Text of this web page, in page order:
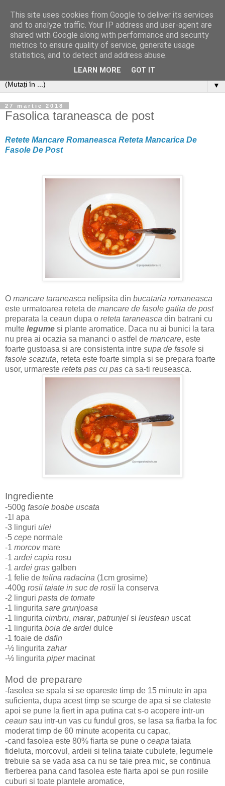
▼
27 martie 2018
Fasolica taraneasca de post
Retete Mancare Romaneasca Reteta Mancarica De
Fasole De Post
O mancare taraneasca nelipsita din bucataria romaneasca
este urmatoarea reteta de mancare de fasole gatita de post
preparata la ceaun dupa o reteta taraneasca din batrani cu
multe legume si plante aromatice. Daca nu ai bunici la tara
nu prea ai ocazia sa mananci o astfel de mancare, este
foarte gustoasa si are consistenta intre supa de fasole si
fasole scazuta, reteta este foarte simpla si se prepara foarte
usor, urmareste reteta pas cu pas ca sa-ti reuseasca.
Ingrediente
-500g fasole boabe uscata
-1l apa
-3 linguri ulei
-5 cepe normale
-1 morcovmare
-1 ardei capia rosu
-1 ardei gras galben
-1 felie de telina radacina (1cm grosime)
-400g rosii taiate in suc de rosii la conserva
-2 linguri pasta de tomate
-1 lingurita sare grunjoasa
-1 lingurita cimbru, marar, patrunjel si leustean uscat
-1 lingurita boia de ardei dulce
-1 foaie de dafin
-½ lingurita zahar
-½ lingurita pipermacinat
Mod de preparare
-fasolea se spala si se opareste timp de 15 minute in apa
suficienta, dupa acest timp se scurge de apa si se clateste
apoi se pune la fiert in apa putina cat s-o acopere intr-un
ceaun sau intr-un vas cu fundul gros, se lasa sa fiarba la foc
moderat timp de 60 minute acoperita cu capac,
-cand fasolea este 80% fiarta se pune o ceapa taiata
fideluta, morcovul, ardeii si telina taiate cubulete, legumele
trebuie sa se vada asa ca nu se taie prea mic, se continua
fierberea pana cand fasolea este fiarta apoi se pun rosiile
cuburi si toate plantele aromatice,
This site uses cookies from Google to deliver its services
and to analyze traffic. Your IP address and user-agent are
shared with Google along with performance and security
metrics to ensure quality of service, generate usage
statistics, and to detect and address abuse.
LEARN MORE GOT IT